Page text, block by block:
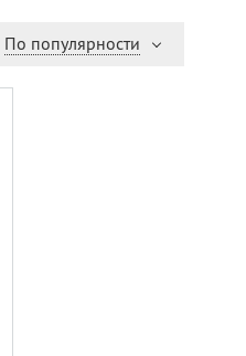
По популярности